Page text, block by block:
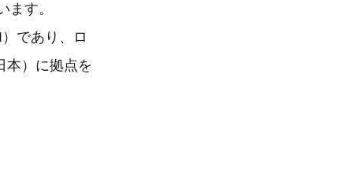
す。
であり、ロ
本）に拠点を